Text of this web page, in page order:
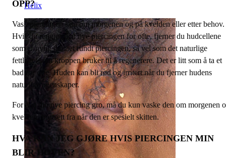
Helix
OPP?
Vask piercingen kun om morgenen og på kvelden eller etter behov.
Hvis du rengjør den nye piercingen for ofte, fjerner du hudcellene
som er nylig dannet rundt piercingen, så vel som det naturlige
fettlaget som kroppen bruker til å regenerere. Det er litt som å ta et
bad for ofte. Huden kan bli rød og irritert når du fjerner hudens
naturlige egenskaper.
For å la din nye piercing gro, må du kun vaske den om morgenen
kvelden, bortsett fra når den er spesielt skitten.
HVA KAN JEG GJØRE HVIS PIERCINGEN MIN
BLIR HOVEN?